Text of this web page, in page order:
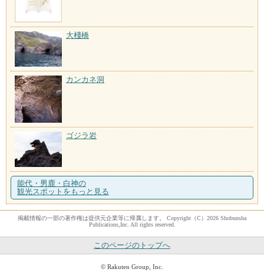
大棧橋
カンカネ洞
ゴジラ岩
能代・男鹿・白神の
観光スポットをもっと見る
掲載情報の一部の著作権は提供元企業等に帰属します。 Copyright（C）2026 Shobunsha
Publications,Inc. All rights reserved.
このページのトップへ
© Rakuten Group, Inc.